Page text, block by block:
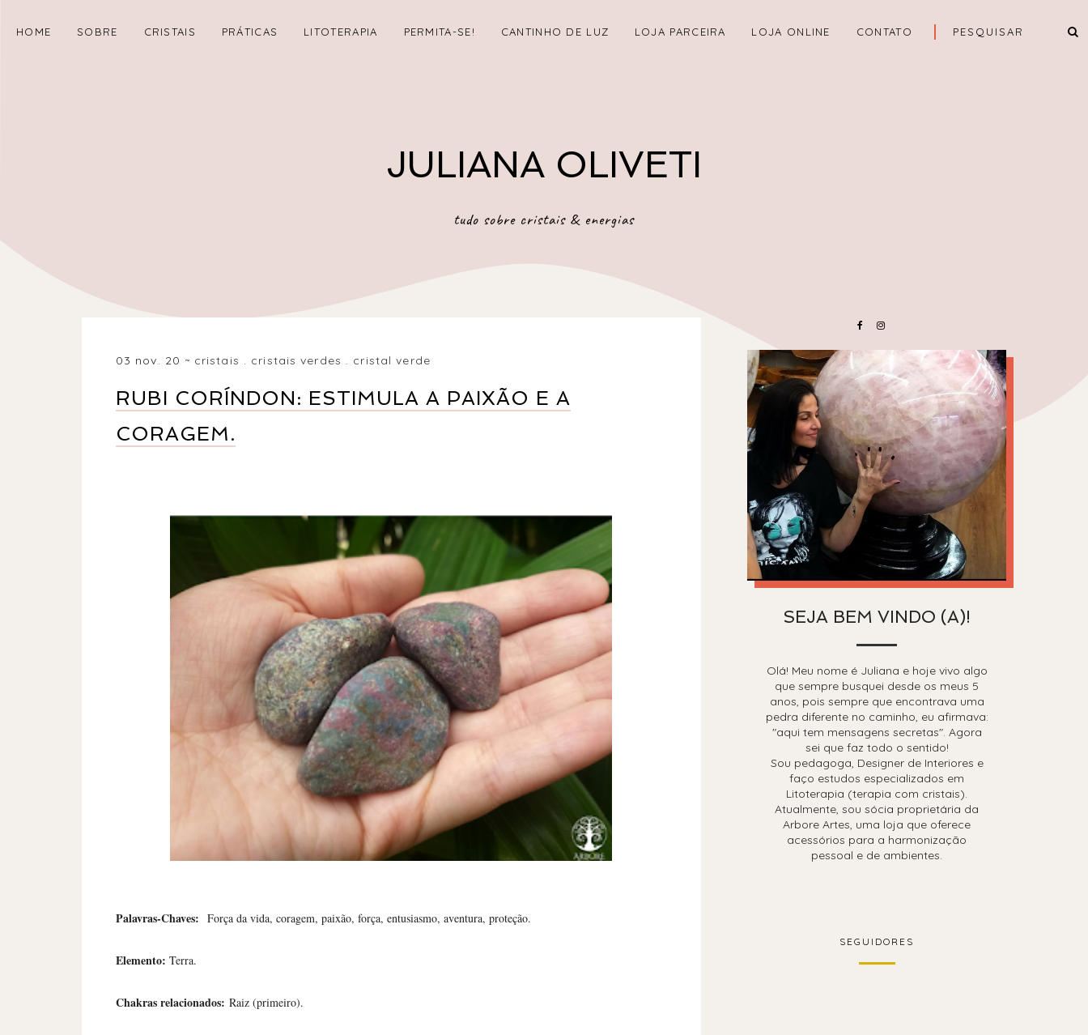
HOME SOBRE CRISTAIS PRÁTICAS LITOTERAPIA PERMITA-SE! CANTINHO DE LUZ LOJA PARCEIRA LOJA ONLINE CONTATO
JULIANA OLIVETI
tudo sobre cristais & energias
03 nov. 20 cristais . cristais verdes . cristal verde
RUBI CORÍNDON: ESTIMULA A PAIXÃO E A
CORAGEM.
Palavras-Chaves: Força da vida, coragem, paixão, força, entusiasmo, aventura, proteção.
Elemento: Terra.
Chakras relacionados: Raiz (primeiro).
SEJA BEM VINDO (A)!
Olá! Meu nome é Juliana e hoje vivo algo
que sempre busquei desde os meus 5
anos, pois sempre que encontrava uma
pedra diferente no caminho, eu afirmava:
"aqui tem mensagens secretas". Agora
sei que faz todo o sentido!
Sou pedagoga, Designer de Interiores e
faço estudos especializados em
Litoterapia (terapia com cristais).
Atualmente, sou sócia proprietária da
Arbore Artes, uma loja que oferece
acessórios para a harmonização
pessoal e de ambientes.
SEGUIDORES